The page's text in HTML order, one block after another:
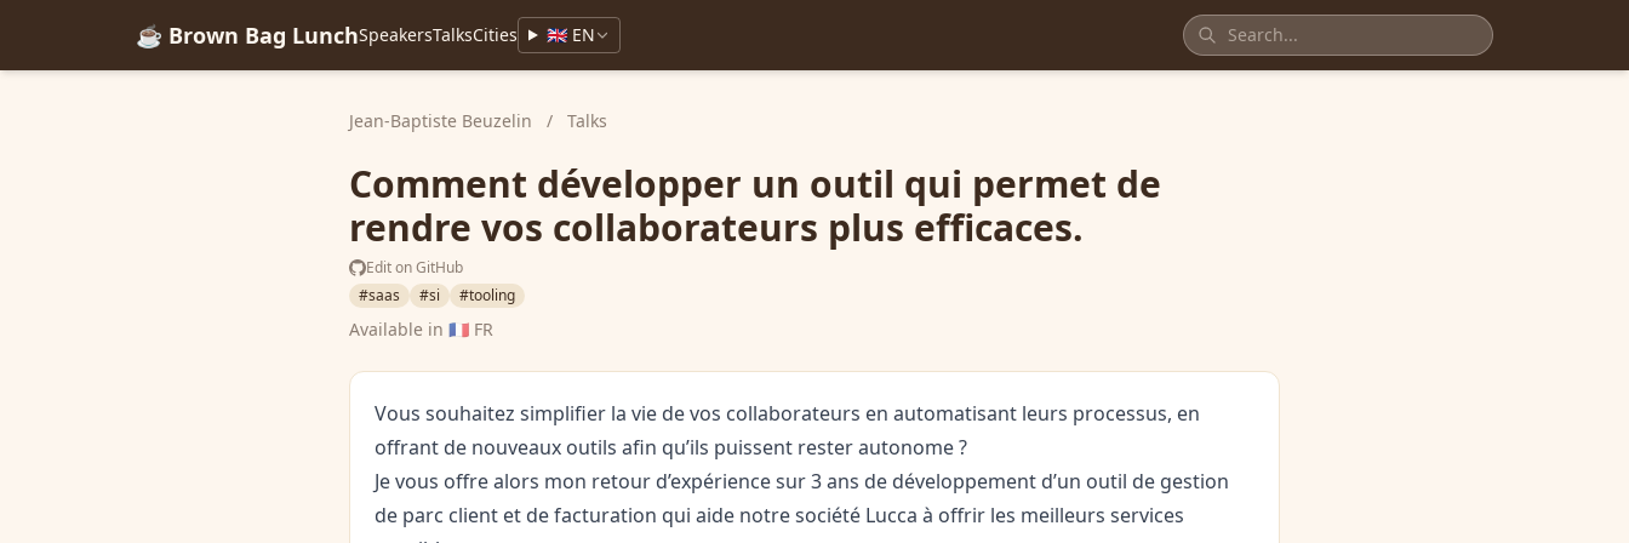
☕ Brown Bag LunchSpeakersTalksCities 🇬🇧 EN
Jean-Baptiste Beuzelin / Talks
Comment développer un outil qui permet de
rendre vos collaborateurs plus efficaces.
Edit on GitHub
#saas
#si #tooling
Available in 🇫🇷 FR
Vous souhaitez simplifier la vie de vos collaborateurs en automatisant leurs processus, en
offrant de nouveaux outils afin qu’ils puissent rester autonome ?
Je vous offre alors mon retour d’expérience sur 3 ans de développement d’un outil de gestion
de parc client et de facturation qui aide notre société Lucca à offrir les meilleurs services